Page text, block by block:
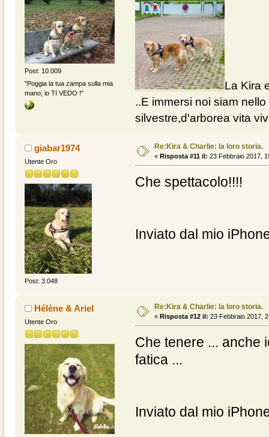
Post: 10.009
"Poggia la tua zampa sulla mia
mano; io TI VEDO !"
La Kira
..E immersi noi siam nello
silvestre,d'arborea vita
giabar1974
Utente Oro
Post: 3.048
Re:Kira & Charlie: la loro storia.
« Risposta #11 il: 23 Febbraio 2017,
Che spettacolo!!!!
Inviato dal mio
Hélène & Ariel
Utente Oro
Re:Kira & Charlie: la loro storia.
« Risposta #12 il: 23 Febbraio 2017,
Che tenere ... anche
fatica ...
Inviato dal mio